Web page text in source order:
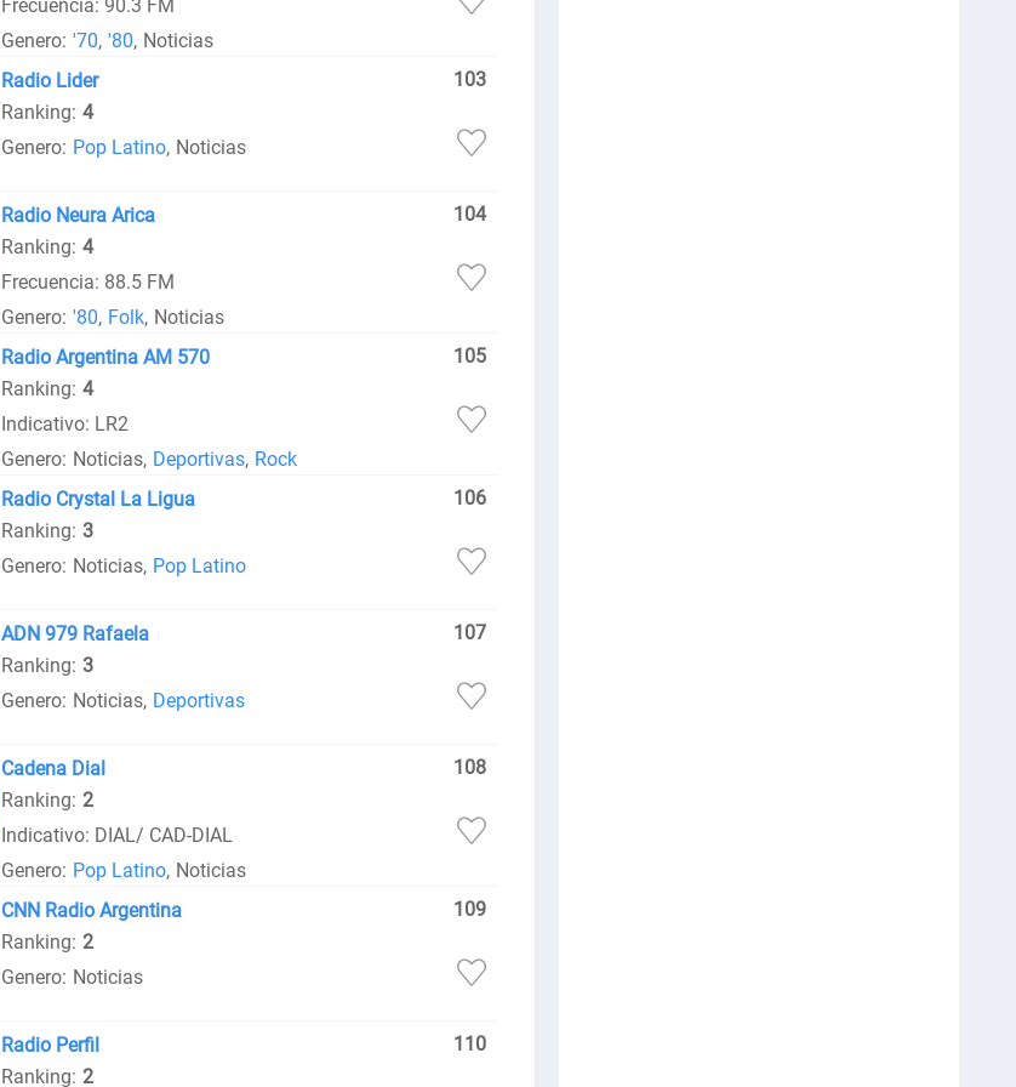
Frecuencia: 90.3 FM
Genero: '70, '80, Noticias
Radio Lider
103
Ranking: 4
Genero: Pop Latino, Noticias
Radio Neura Arica
104
Ranking: 4
Frecuencia: 88.5 FM
Genero: '80, Folk, Noticias
Radio Argentina AM 570
105
Ranking: 4
Indicativo: LR2
Genero: Noticias, Deportivas, Rock
Radio Crystal La Ligua
106
Ranking: 3
Genero: Noticias, Pop Latino
ADN 979 Rafaela
107
Ranking: 3
Genero: Noticias, Deportivas
Cadena Dial
108
Ranking: 2
Indicativo: DIAL/ CAD-DIAL
Genero: Pop Latino, Noticias
CNN Radio Argentina
109
Ranking: 2
Genero: Noticias
Radio Perfil
110
Ranking: 2